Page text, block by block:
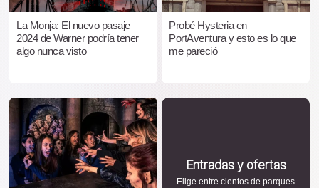
La Monja: El nuevo pasaje
2024 de Warner podría tener
algo nunca visto
Probé Hysteria en
PortAventura y esto es lo que
me pareció
Entradas y ofertas
Elige entre cientos de parques